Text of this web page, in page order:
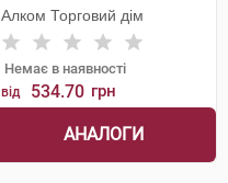
розмір 5 1 шт
Алком Торговий дім
Немає в наявності
від 534.70 грн
АНАЛОГИ